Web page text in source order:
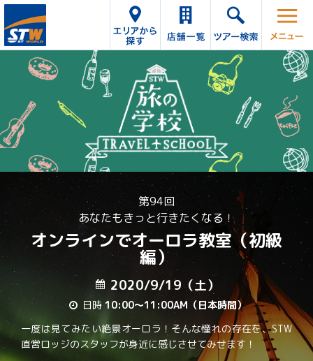
第94回
あなたもきっと行きたくなる！
オンラインでオーロラ教室（初級
編）
2020/9/19（土）
日時 10:00～11:00AM（日本時間）
一度は見てみたい絶景オーロラ！そんな憧れの存在を、STW
直営ロッジのスタッフが身近に感じさせてみせます！